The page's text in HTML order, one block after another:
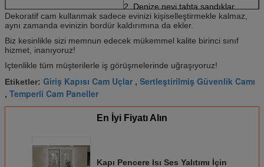
2. Denize nevi tahta sandıklar
Kalite Standardı
IGCC IGMA
göre özelleştirebilir.
Dekoratif cam kullanmak sadece evinizi kişiselleştirmekle kalmaz,
aynı zamanda evinizin bordür kaldırımına da ekler.
Biz kesinlikle sizi memnun edecek mükemmel kalite birinci sınıf
hizmet, inanıyoruz!
Içtenlikle tüm müşterilerle iş görüşmelerinde uğraşıyoruz!
Etiketler: Giriş Kapısı Cam Uçlar , Sertleştirilmiş Güvenlik Camı
, Temperli Cam Paneller
En İyi Fiyatı Alın
Kapı Pencere Isı Ses Yalıtımı İçin